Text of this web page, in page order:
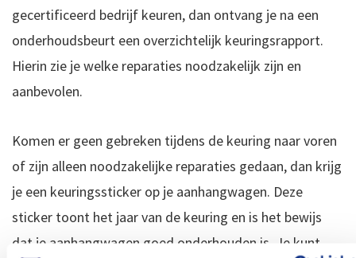
gecertificeerd bedrijf keuren, dan ontvang je na een
onderhoudsbeurt een overzichtelijk keuringsrapport.
Hierin zie je welke reparaties noodzakelijk zijn en
aanbevolen.
Komen er geen gebreken tijdens de keuring naar voren
of zijn alleen noodzakelijke reparaties gedaan, dan krijg
je een keuringssticker op je aanhangwagen. Deze
sticker toont het jaar van de keuring en is het bewijs
dat je aanhangwagen goed onderhouden is. Je kunt